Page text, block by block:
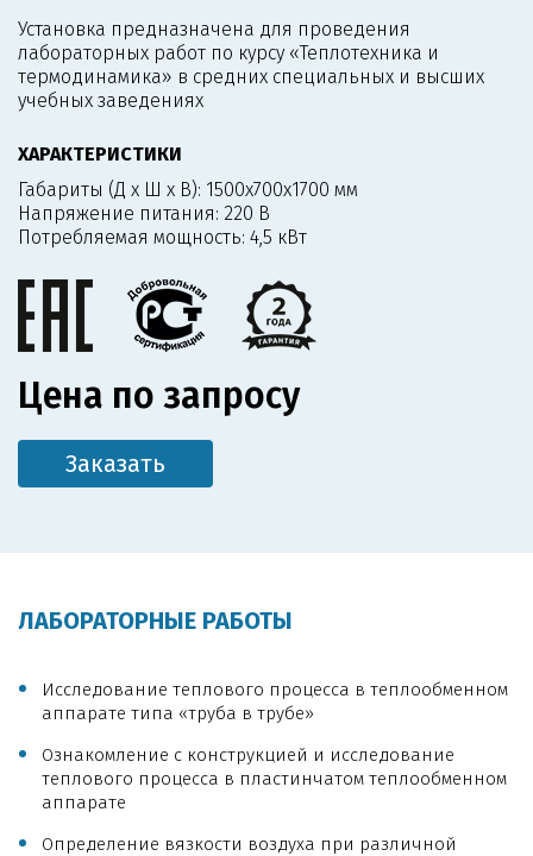
Установка предназначена для проведения
лабораторных работ по курсу «Теплотехника и
термодинамика» в средних специальных и высших
учебных заведениях
ХАРАКТЕРИСТИКИ
Габариты (Д х Ш х В): 1500х700х1700 мм
Напряжение питания: 220 В
Потребляемая мощность: 4,5 кВт
Цена по запросу
Заказать
ЛАБОРАТОРНЫЕ РАБОТЫ
Исследование теплового процесса в теплообменном
аппарате типа «труба в трубе»
Ознакомление с конструкцией и исследование
теплового процесса в пластинчатом теплообменном
аппарате
Определение вязкости воздуха при различной